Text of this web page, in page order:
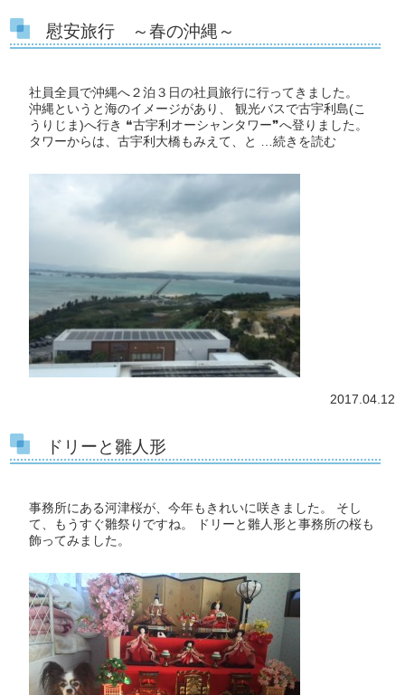
慰安旅行 ～春の沖縄～
社員全員で沖縄へ２泊３日の社員旅行に行ってきました。
沖縄というと海のイメージがあり、 観光バスで古宇利島(こ
うりじま)へ行き ❝古宇利オーシャンタワー❞へ登りました。
タワーからは、古宇利大橋もみえて、と …続きを読む
2017.04.12
ドリーと雛人形
事務所にある河津桜が、今年もきれいに咲きました。 そし
て、もうすぐ雛祭りですね。 ドリーと雛人形と事務所の桜も
飾ってみました。